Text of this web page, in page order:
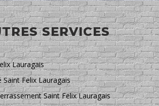
SERVICES
Lauragais
Felix Lauragais
Saint Felix Lauragais